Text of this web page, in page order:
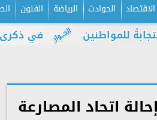
الاقتصاد الحوادث الرياضة الفنون
في ذكرى
اتحاد المصارعة